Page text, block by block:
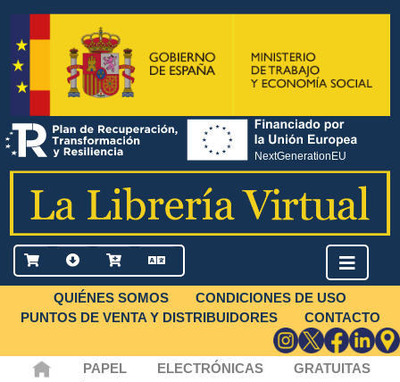
QUIÉNES SOMOS
CONDICIONES DE USO
PUNTOS DE VENTA Y DISTRIBUIDORES
CONTACTO
PAPEL ELECTRÓNICAS
GRATUITAS